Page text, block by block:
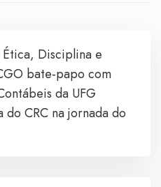
Disciplina e
bate-papo com
da UFG
CRC na jornada do